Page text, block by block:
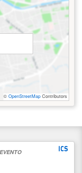
© OpenStreetMap Contributors